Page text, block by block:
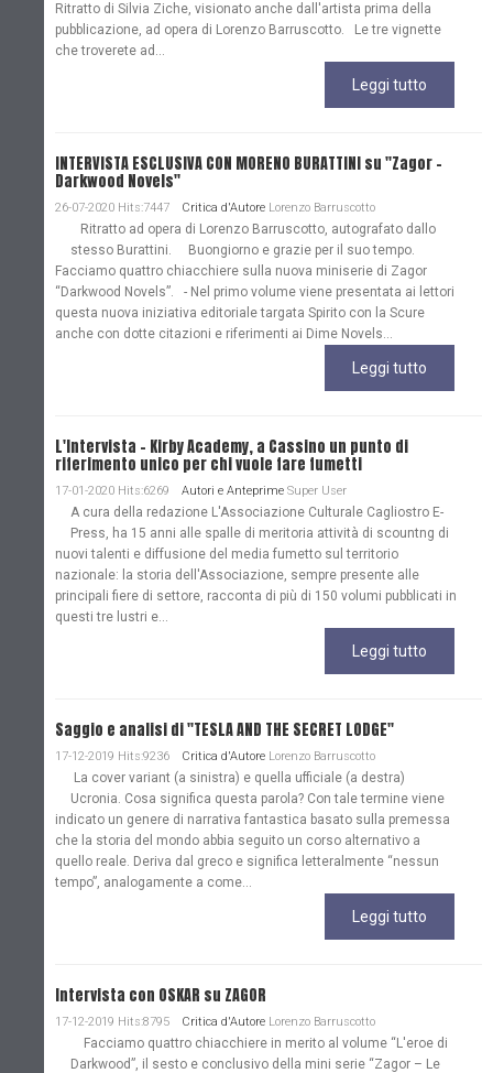
Ritratto di Silvia Ziche, visionato anche dall'artista prima della
pubblicazione, ad opera di Lorenzo Barruscotto. Le tre vignette
che troverete ad...
Leggi tutto
INTERVISTA ESCLUSIVA CON MORENO BURATTINI su "Zagor -
Darkwood Novels"
26-07-2020 Hits:7447 Critica d'Autore Lorenzo Barruscotto
Ritratto ad opera di Lorenzo Barruscotto, autografato dallo
stesso Burattini. Buongiorno e grazie per il suo tempo.
Facciamo quattro chiacchiere sulla nuova miniserie di Zagor
“Darkwood Novels”. - Nel primo volume viene presentata ai lettori
questa nuova iniziativa editoriale targata Spirito con la Scure
anche con dotte citazioni e riferimenti ai Dime Novels...
Leggi tutto
L'Intervista - Kirby Academy, a Cassino un punto di
riferimento unico per chi vuole fare fumetti
17-01-2020 Hits:6269 Autori e Anteprime Super User
A cura della redazione L'Associazione Culturale Cagliostro E-
Press, ha 15 anni alle spalle di meritoria attività di scountng di
nuovi talenti e diffusione del media fumetto sul territorio
nazionale: la storia dell'Associazione, sempre presente alle
principali fiere di settore, racconta di più di 150 volumi pubblicati in
questi tre lustri e...
Leggi tutto
Saggio e analisi di "TESLA AND THE SECRET LODGE"
17-12-2019 Hits:9236 Critica d'Autore Lorenzo Barruscotto
La cover variant (a sinistra) e quella ufficiale (a destra)
Ucronia. Cosa significa questa parola? Con tale termine viene
indicato un genere di narrativa fantastica basato sulla premessa
che la storia del mondo abbia seguito un corso alternativo a
quello reale. Deriva dal greco e significa letteralmente “nessun
tempo”, analogamente a come...
Leggi tutto
Intervista con OSKAR su ZAGOR
17-12-2019 Hits:8795 Critica d'Autore Lorenzo Barruscotto
Facciamo quattro chiacchiere in merito al volume “L'eroe di
Darkwood”, il sesto e conclusivo della mini serie “Zagor – Le